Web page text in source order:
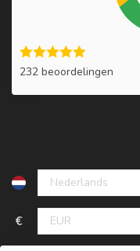
232 beoordelingen
€